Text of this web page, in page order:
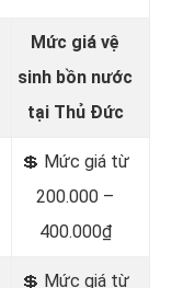
Mức giá vệ
sinh bồn nước
tại Thủ Đức
💲 Mức giá từ
200.000 –
400.000₫
💲 Mức giá từ